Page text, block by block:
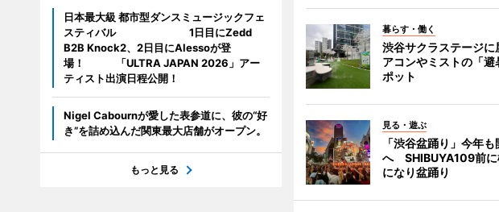
暮らす・働く
渋谷サクラステージに
アコンやミストの「避
ポット
見る・遊ぶ
「渋谷盆踊り」今年も
へ SHIBUYA109前に
になり盆踊り
日本最大級 都市型ダンスミュージックフェ
スティバル 1日目にZedd
B2B Knock2、2日目にAlessoが登
場！ 「ULTRA JAPAN 2026」アー
ティスト出演日程公開！
Nigel Cabournが愛した表参道に、彼の“好
き”を詰め込んだ関東最大店舗がオープン。
もっと見る